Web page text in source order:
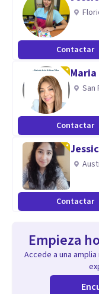
Contactar
San
Contactar
Contactar
Empieza
Accede a una